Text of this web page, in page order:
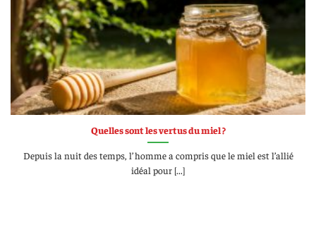
Quelles sont les vertus du miel ?
Depuis la nuit des temps, l’homme a compris que le miel est l’allié
idéal pour [...]